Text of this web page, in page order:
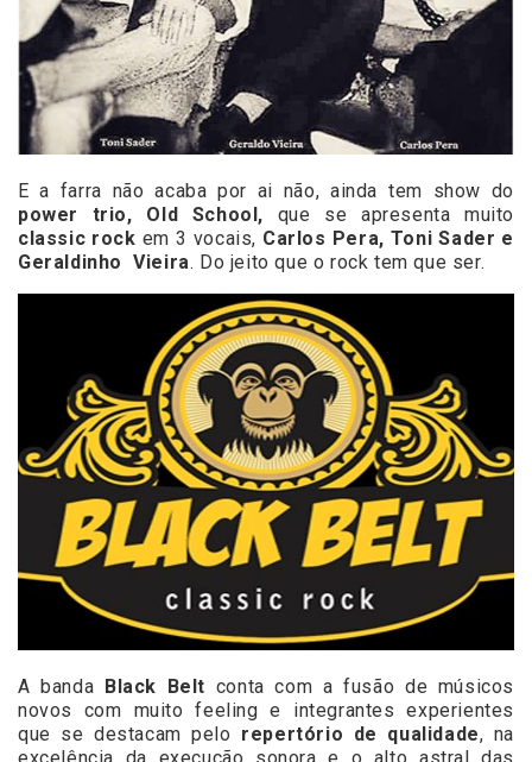
E a farra não acaba por ai não, ainda tem show do
power trio, Old School, que se apresenta muito
classic rock em 3 vocais, Carlos Pera, Toni Sader e
Geraldinho Vieira. Do jeito que o rock tem que ser.
A banda Black Belt conta com a fusão de músicos
novos com muito feeling e integrantes experientes
que se destacam pelo repertório de qualidade, na